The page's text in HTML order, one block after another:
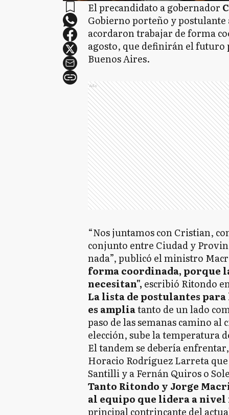
El precandidato a gobernador
Gobierno porteño y postulante
acordaron trabajar de forma
agosto, que definirán el futuro
Buenos Aires.
Ads
“Nos juntamos con Cristian,
conjunto entre Ciudad y
nada”, publicó el ministro
forma coordinada, porque
necesitan", escribió Ritondo
La lista de postulantes para
es ampliatanto de un lado
paso de las semanas camino
elección, sube la temperatura
El tandem se debería
Horacio Rodríguez Larreta
Santilli y a Fernán Quiros o
Tanto Ritondo y Jorge
al equipo que lidera a
principal contrincante del